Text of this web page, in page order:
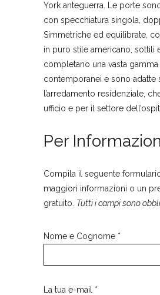
York anteguerra. Le porte
con specchiatura singola,
Simmetriche ed equilibrate,
in puro stile americano, sottili
completano una vasta
contemporanei e sono adatte
l’arredamento residenziale,
ufficio e per il settore
Per
Compila il seguente
maggiori informazioni o un
gratuito. Tutti i campi sono
Nome e Cognome *
La tua e-mail *